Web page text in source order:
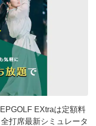
EXtraは定額料
打席最新シミュレータ